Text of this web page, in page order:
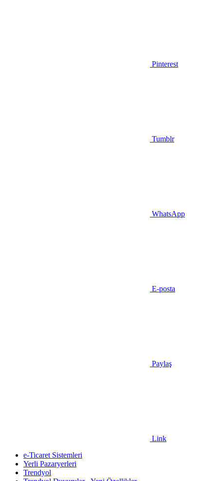
Pinterest
Tumblr
WhatsApp
E-posta
Paylaş
Link
e-Ticaret Sistemleri
Yerli Pazaryerleri
Trendyol